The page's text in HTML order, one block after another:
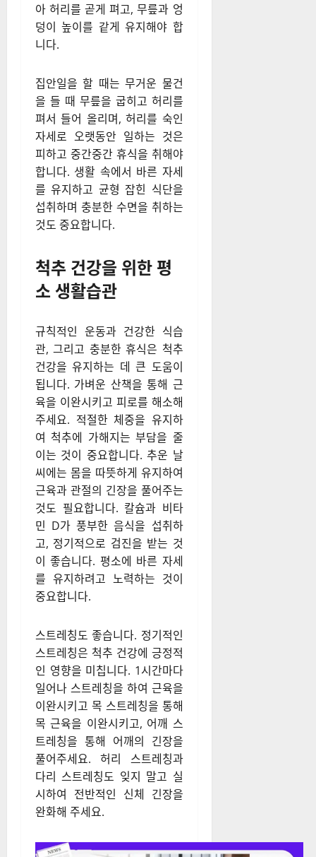
아 허리를 곧게 펴고, 무릎과 엉
덩이 높이를 같게 유지해야 합
니다.
집안일을 할 때는 무거운 물건
을 들 때 무릎을 굽히고 허리를
펴서 들어 올리며, 허리를 숙인
자세로 오랫동안 일하는 것은
피하고 중간중간 휴식을 취해야
합니다. 생활 속에서 바른 자세
를 유지하고 균형 잡힌 식단을
섭취하며 충분한 수면을 취하는
것도 중요합니다.
척추 건강을 위한 평
소 생활습관
규칙적인 운동과 건강한 식습
관, 그리고 충분한 휴식은 척추
건강을 유지하는 데 큰 도움이
됩니다. 가벼운 산책을 통해 근
육을 이완시키고 피로를 해소해
주세요. 적절한 체중을 유지하
여 척추에 가해지는 부담을 줄
이는 것이 중요합니다. 추운 날
씨에는 몸을 따뜻하게 유지하여
근육과 관절의 긴장을 풀어주는
것도 필요합니다. 칼슘과 비타
민 D가 풍부한 음식을 섭취하
고, 정기적으로 검진을 받는 것
이 좋습니다. 평소에 바른 자세
를 유지하려고 노력하는 것이
중요합니다.
스트레칭도 좋습니다. 정기적인
스트레칭은 척추 건강에 긍정적
인 영향을 미칩니다. 1시간마다
일어나 스트레칭을 하여 근육을
이완시키고 목 스트레칭을 통해
목 근육을 이완시키고, 어깨 스
트레칭을 통해 어깨의 긴장을
풀어주세요. 허리 스트레칭과
다리 스트레칭도 잊지 말고 실
시하여 전반적인 신체 긴장을
완화해 주세요.